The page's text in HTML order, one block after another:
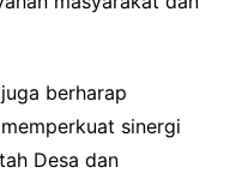
berharap
sinergi
Desa dan